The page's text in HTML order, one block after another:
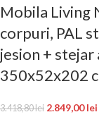
Mobila Living
corpuri, PAL
jesion + stejar
350x52x202
3.418,80lei 2.849,00lei